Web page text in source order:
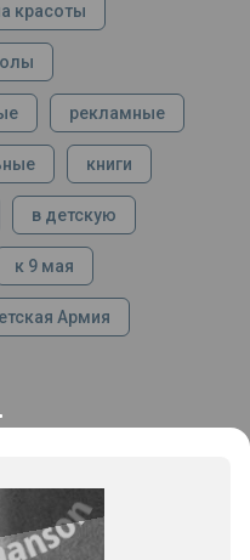
красоты
рекламные
книги
в детскую
к 9 мая
Армия
ПРОДУКЦИЯ